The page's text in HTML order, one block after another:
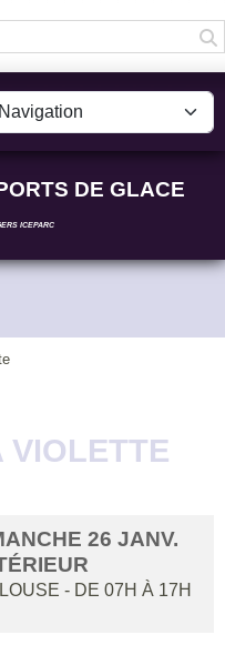
DE GLACE
ICEPARC
VIOLETTE
26 JANV.
- DE 07H À 17H